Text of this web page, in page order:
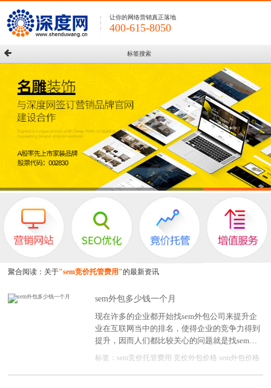
让你的网络营销真正落地
400-615-8050
标签搜索
聚合阅读：关于"sem竞价托管费用"的最新资讯
sem外包多少钱一个月
现在许多的企业都开始找sem外包公司来提升企
业在互联网当中的排名，使得企业的竞争力得到
提升，因而人们都比较关心的问题就是找sem外
包公司的时候，一个月需要多少钱， 这就需要人
些因素有关。
标签： sem竞价托管费用 竞价外包价格 sem外包价格